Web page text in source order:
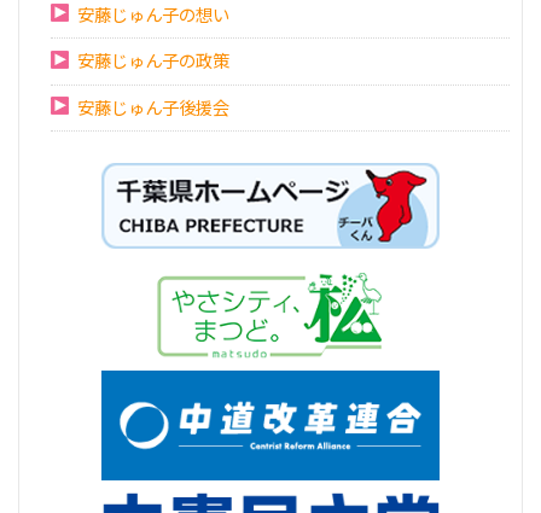
安藤じゅん子の想い
安藤じゅん子の政策
安藤じゅん子後援会